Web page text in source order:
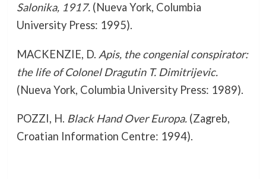
Salonika, 1917.(Nueva York, Columbia
University Press: 1995).
MACKENZIE, D. Apis, the congenial conspirator:
the life of Colonel Dragutin T. Dimitrijevic.
(Nueva York, Columbia University Press: 1989).
POZZI, H. Black Hand Over Europa.(Zagreb,
Croatian Information Centre: 1994).